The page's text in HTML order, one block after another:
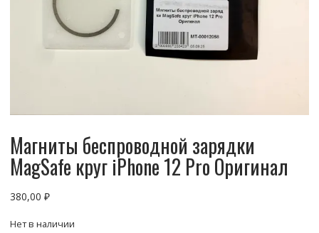
Магниты беспроводной зарядки
MagSafe круг iPhone 12 Pro Оригинал
380,00 ₽
Нет в наличии